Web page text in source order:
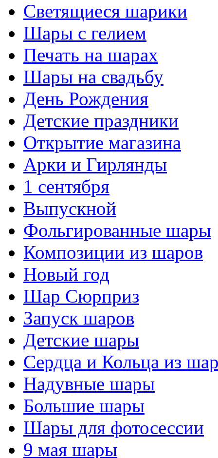
Светящиеся шарики
Шары с гелием
Печать на шарах
Шары на свадьбу
День Рождения
Детские праздники
Открытие магазина
Арки и Гирлянды
1 сентября
Выпускной
Фольгированные шары
Композиции из шаров
Новый год
Шар Сюрприз
Запуск шаров
Детские шары
Сердца и Кольца из
Надувные шары
Большие шары
Шары для фотосессии
9 мая шары